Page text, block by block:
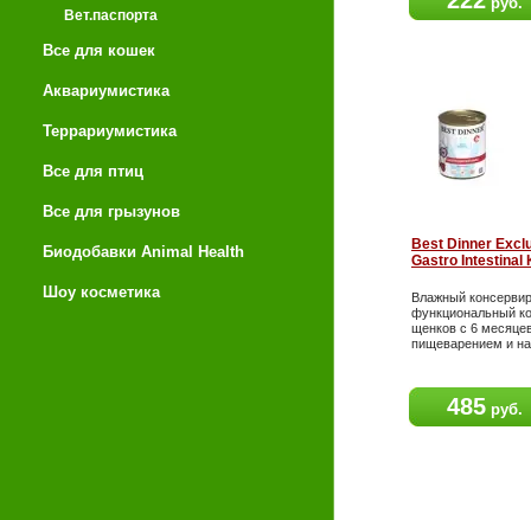
Вет.паспорта
Все для кошек
Аквариумистика
Террариумистика
Все для птиц
Все для грызунов
Биодобавки Animal Health
Шоу косметика
Best Dinner
Gastro Intestinal
Влажный
функциональный
щенков с 6
пищеварением и
485 руб.